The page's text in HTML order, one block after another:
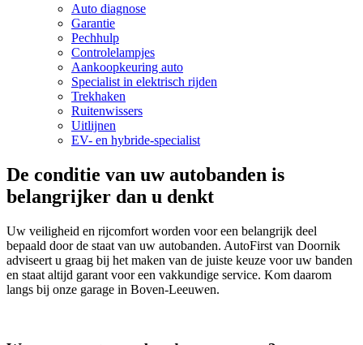
Auto diagnose
Garantie
Pechhulp
Controlelampjes
Aankoopkeuring auto
Specialist in elektrisch rijden
Trekhaken
Ruitenwissers
Uitlijnen
EV- en hybride-specialist
De conditie van uw autobanden is
belangrijker dan u denkt
Uw veiligheid en rijcomfort worden voor een belangrijk deel
bepaald door de staat van uw autobanden. AutoFirst van Doornik
adviseert u graag bij het maken van de juiste keuze voor uw banden
en staat altijd garant voor een vakkundige service. Kom daarom
langs bij onze garage in Boven-Leeuwen.